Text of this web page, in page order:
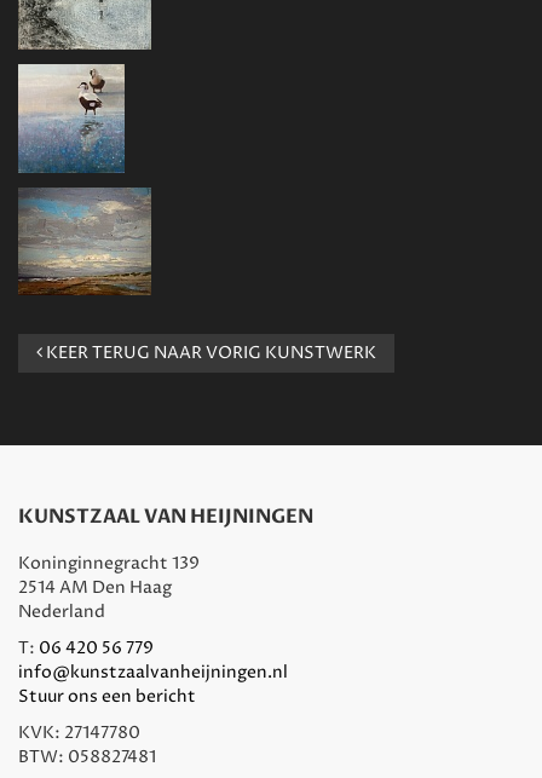
KEER TERUG NAAR VORIG KUNSTWERK
KUNSTZAAL VAN HEIJNINGEN
Koninginnegracht 139
2514 AM Den Haag
Nederland
T: 06 420 56 779
info@kunstzaalvanheijningen.nl
Stuur ons een bericht
KVK: 27147780
BTW: 058827481